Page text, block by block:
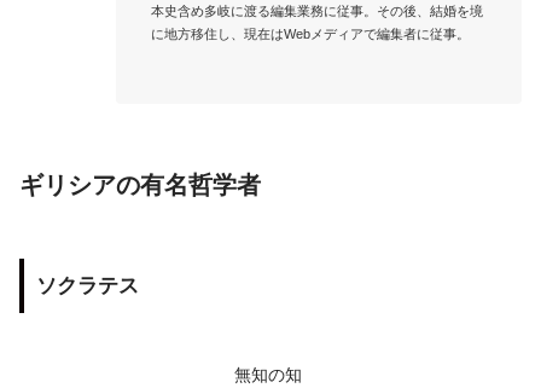
本史含め多岐に渡る編集業務に従事。その後、結婚を境
に地方移住し、現在はWebメディアで編集者に従事。
ギリシアの有名哲学者
ソクラテス
無知の知